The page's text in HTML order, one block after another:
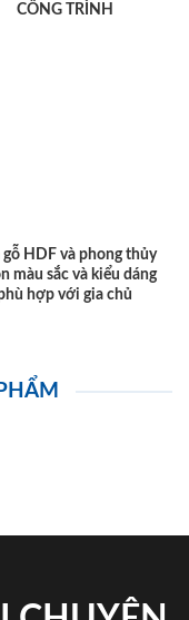
CÔNG TRÌNH
gỗ HDF và phong thủy
màu sắc và kiểu dáng
hợp với gia chủ